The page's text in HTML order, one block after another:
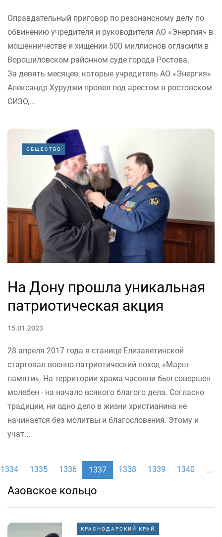
Оправдательный приговор по резонансному делу по
обвинению учредителя и руководителя АО «Энергия» в
мошенничестве и хищении 500 миллионов огласили в
Ворошиловском районном суде города Ростова.
За девять месяцев, которые учредитель АО «Энергия»
Александр Хуруджи провел под арестом в ростовском
СИЗО,...
ОБЩЕСТВО
На Дону прошла уникальная
патриотическая акция
15.01.2023
28 апреля 2017 года в станице Елизаветинской
стартовал военно-патриотический поход «Марш
памяти». На территории храма-часовни был совершен
молебен - на начало всякого благого дела. Согласно
традиции, ни одно дело в жизни христианина не
начинается без молитвы и благословения. Этому и
учат...
1334 1335 1336 1337 1338 1339 1340 ...
Азовское кольцо
КРАСНОДАРСКИЙ КРАЙ